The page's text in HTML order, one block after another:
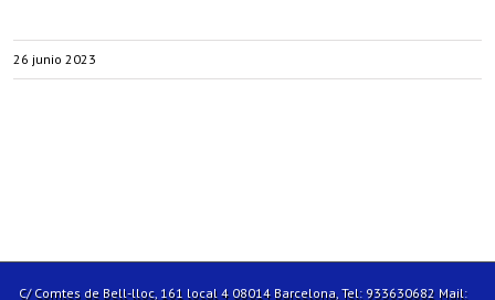
26 junio 2023
C/ Comtes de Bell-lloc, 161 local 4 08014 Barcelona, Tel: 933630682 Mail: